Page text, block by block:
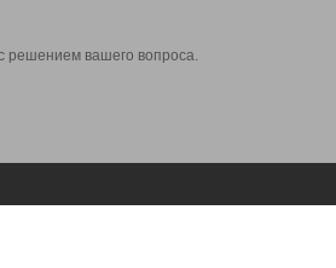
решением вашего вопроса.